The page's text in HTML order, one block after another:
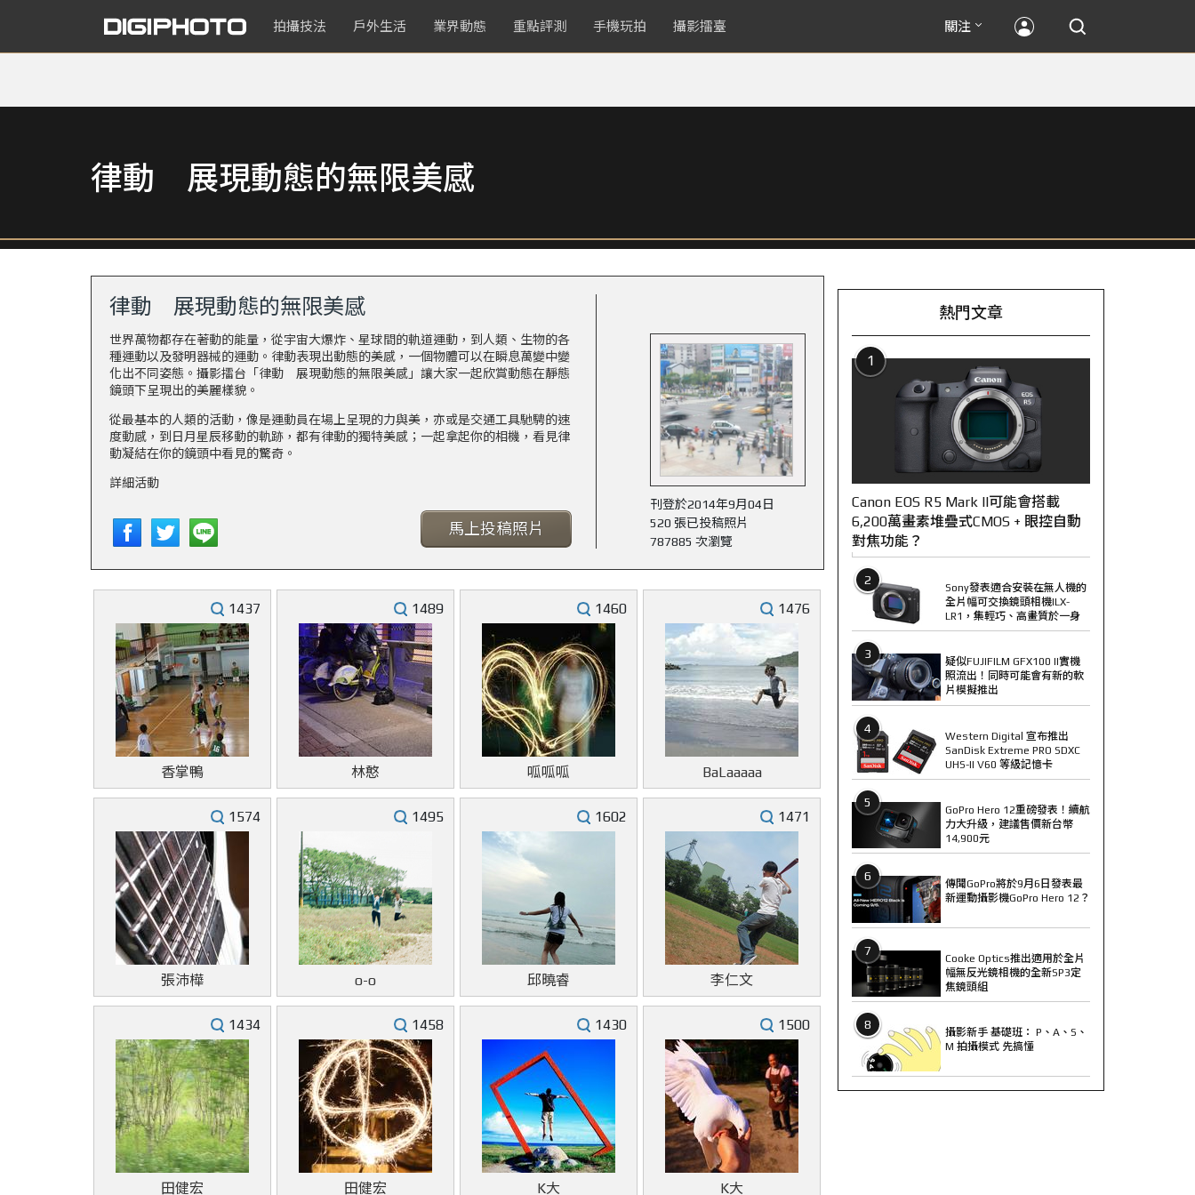
拍攝技法 戶外生活 業界動態 重點評測 手機玩拍 攝影擂臺 關注
律動 展現動態的無限美感
律動 展現動態的無限美感
世界萬物都存在著動的能量，從宇宙大爆炸、星球間的軌道運動，到人類、生物的各
種運動以及發明器械的運動。律動表現出動態的美感，一個物體可以在瞬息萬變中變
化出不同姿態。攝影擂台「律動 展現動態的無限美感」讓大家一起欣賞動態在靜態
鏡頭下呈現出的美麗樣貌。
從最基本的人類的活動，像是運動員在場上呈現的力與美，亦或是交通工具馳騁的速
度動感，到日月星辰移動的軌跡，都有律動的獨特美感；一起拿起你的相機，看見律
動凝結在你的鏡頭中看見的驚奇。
詳細活動
馬上投稿照片
刊登於2014年9月04日
520 張已投稿照片
787885 次瀏覽
1437
香掌鴨
1489
林憨
1460
呱呱呱
1476
BaLaaaaa
1574
張沛樺
1495
o-o
1602
邱曉睿
1471
李仁文
1434
田健宏
1458
田健宏
1430
K大
1500
K大
熱門文章
1
Canon EOS R5 Mark II可能會搭載
6,200萬畫素堆疊式CMOS + 眼控自動
對焦功能？
2
Sony發表適合安裝在無人機的
全片幅可交換鏡頭相機ILX-
LR1，集輕巧、高畫質於一身
3
疑似FUJIFILM GFX100 II實機
照流出！同時可能會有新的軟
片模擬推出
4
Western Digital 宣布推出
SanDisk Extreme PRO SDXC
UHS-II V60 等級記憶卡
5
GoPro Hero 12重磅發表！續航
力大升級，建議售價新台幣
14,900元
6
傳聞GoPro將於9月6日發表最
新運動攝影機GoPro Hero 12？
7
Cooke Optics推出適用於全片
幅無反光鏡相機的全新SP3定
焦鏡頭組
8
攝影新手 基礎班： P、A、S、
M 拍攝模式 先搞懂